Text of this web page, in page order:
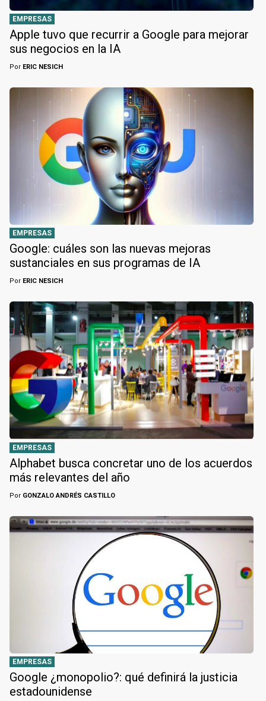
EMPRESAS
Apple tuvo que recurrir a Google para mejorar
sus negocios en la IA
Por ERIC NESICH
EMPRESAS
Google: cuáles son las nuevas mejoras
sustanciales en sus programas de IA
Por ERIC NESICH
EMPRESAS
Alphabet busca concretar uno de los acuerdos
más relevantes del año
Por GONZALO ANDRÉS CASTILLO
EMPRESAS
Google ¿monopolio?: qué definirá la justicia
estadounidense